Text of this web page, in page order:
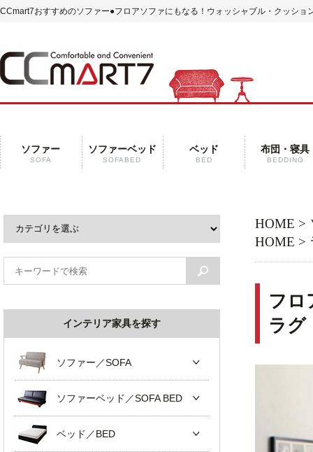
CCmart7おすすめのソファー●フロアソファにもなる！ウォッシャブル・クッショ
ソファー
SOFA
ソファーベッド
SOFABED
ベッド
BED
布団・寝具
BEDDING
HOME >
HOME >
フロ
ラグ
インテリア家具を探す
ソファー／SOFA
ソファーベッド／SOFA BED
ベッド／BED